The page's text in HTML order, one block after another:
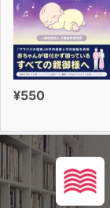
●５章「宿泊施設
・宿泊施設①～
＊単語＆ミニフ
●６章「その他
・カラオケ店①
・レンタルビ
＊単語＆ミニフ
●７章「電話対
・電話対応の
＊単語＆ミニフ
¥550